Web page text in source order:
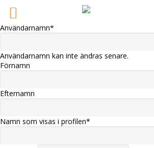
Namn på ryttaren
Användarnamn*
Användarnamn kan inte ändras senare.
Förnamn
Efternamn
Namn som visas i profilen*